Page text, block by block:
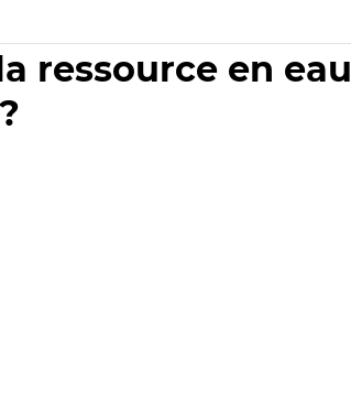
ressource en eau